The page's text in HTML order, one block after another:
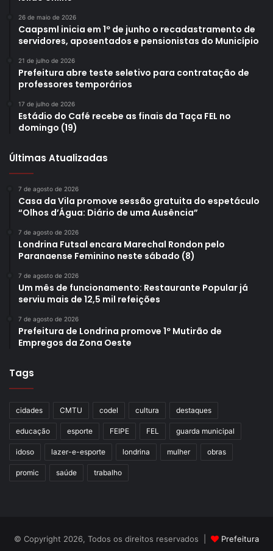
26 de maio de 2026
Caapsml inicia em 1º de junho o recadastramento de
servidores, aposentados e pensionistas do Município
21 de julho de 2026
Prefeitura abre teste seletivo para contratação de
professores temporários
17 de julho de 2026
Estádio do Café recebe as finais da Taça FEL no
domingo (19)
Últimas Atualizadas
7 de agosto de 2026
Casa da Vila promove sessão gratuita do espetáculo
“Olhos d’Água: Diário de uma Ausência”
7 de agosto de 2026
Londrina Futsal encara Marechal Rondon pelo
Paranaense Feminino neste sábado (8)
7 de agosto de 2026
Um mês de funcionamento: Restaurante Popular já
serviu mais de 12,5 mil refeições
7 de agosto de 2026
Prefeitura de Londrina promove 1º Mutirão de
Empregos da Zona Oeste
Tags
cidades CMTU codel cultura destaques
educação esporte FEIPE FEL guarda municipal
idoso lazer-e-esporte londrina mulher obras
promic saúde trabalho
© Copyright 2026, Todos os direitos reservados | Prefeitura